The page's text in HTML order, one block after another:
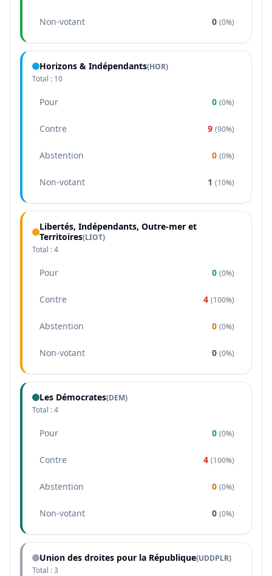
Non-votant 0 (0%)
Horizons & Indépendants(HOR)
Total : 10
Pour 0 (0%)
Contre 9 (90%)
Abstention 0 (0%)
Non-votant 1 (10%)
Libertés, Indépendants, Outre-mer et
Territoires(LIOT)
Total :4
Pour 0 (0%)
Contre 4 (100%)
Abstention 0 (0%)
Non-votant 0 (0%)
Les Démocrates(DEM)
Total :4
Pour 0 (0%)
Contre 4 (100%)
Abstention 0 (0%)
Non-votant 0 (0%)
Union des droites pour la République(UDDPLR)
Total :3